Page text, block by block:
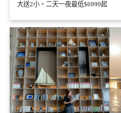
大送2小，二天一夜最低$6999起